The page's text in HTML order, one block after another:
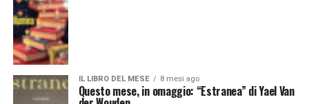
IL LIBRO DEL MESE 8 mesi ago
Questo mese, in omaggio: “Estranea” di Yael Van